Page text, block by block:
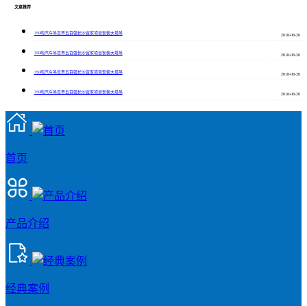
文章推荐
350吨汽车吊世界五百强长沙宜家项目安装大塔吊
2018-08-20
350吨汽车吊世界五百强长沙宜家项目安装大塔吊
2018-08-20
350吨汽车吊世界五百强长沙宜家项目安装大塔吊
2018-08-20
350吨汽车吊世界五百强长沙宜家项目安装大塔吊
2018-08-20
首页
产品介绍
经典案例